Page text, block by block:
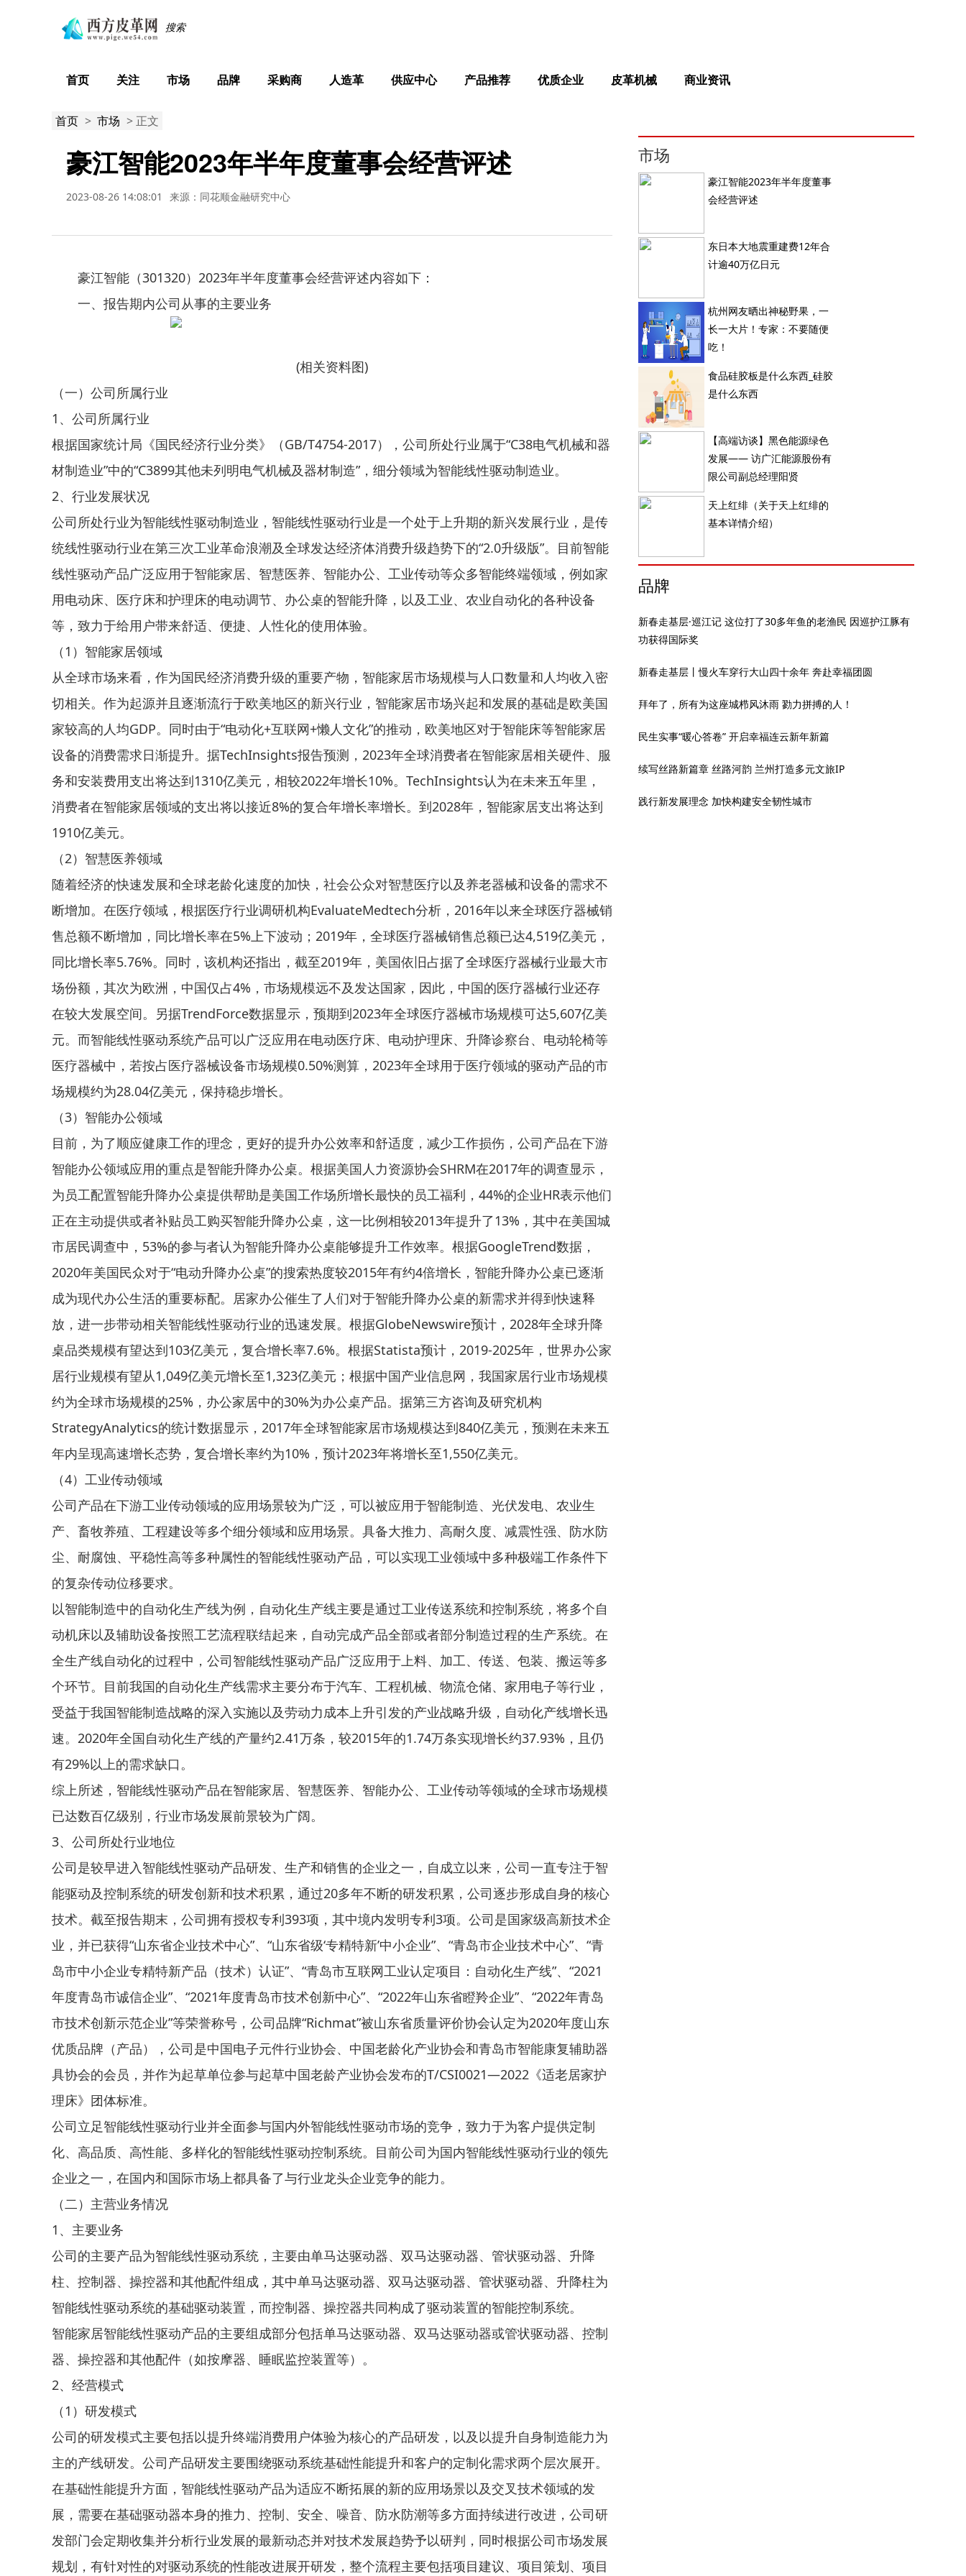
首页 关注 市场 品牌 采购商 人造革 供应中心 产品推荐 优质企业 皮革机械 商业资讯
首页 > 市场 > 正文
豪江智能2023年半年度董事会经营评述
2023-08-26 14:08:01 来源：同花顺金融研究中心
豪江智能（301320）2023年半年度董事会经营评述内容如下：
一、报告期内公司从事的主要业务
(相关资料图)
（一）公司所属行业
1、公司所属行业
根据国家统计局《国民经济行业分类》（GB/T4754-2017），公司所处行业属于“C38电气机械和器
材制造业”中的“C3899其他未列明电气机械及器材制造”，细分领域为智能线性驱动制造业。
2、行业发展状况
公司所处行业为智能线性驱动制造业，智能线性驱动行业是一个处于上升期的新兴发展行业，是传
统线性驱动行业在第三次工业革命浪潮及全球发达经济体消费升级趋势下的“2.0升级版”。目前智能
线性驱动产品广泛应用于智能家居、智慧医养、智能办公、工业传动等众多智能终端领域，例如家
用电动床、医疗床和护理床的电动调节、办公桌的智能升降，以及工业、农业自动化的各种设备
等，致力于给用户带来舒适、便捷、人性化的使用体验。
（1）智能家居领域
从全球市场来看，作为国民经济消费升级的重要产物，智能家居市场规模与人口数量和人均收入密
切相关。作为起源并且逐渐流行于欧美地区的新兴行业，智能家居市场兴起和发展的基础是欧美国
家较高的人均GDP。同时由于“电动化+互联网+懒人文化”的推动，欧美地区对于智能床等智能家居
设备的消费需求日渐提升。据TechInsights报告预测，2023年全球消费者在智能家居相关硬件、服
务和安装费用支出将达到1310亿美元，相较2022年增长10%。TechInsights认为在未来五年里，
消费者在智能家居领域的支出将以接近8%的复合年增长率增长。到2028年，智能家居支出将达到
1910亿美元。
（2）智慧医养领域
随着经济的快速发展和全球老龄化速度的加快，社会公众对智慧医疗以及养老器械和设备的需求不
断增加。在医疗领域，根据医疗行业调研机构EvaluateMedtech分析，2016年以来全球医疗器械销
售总额不断增加，同比增长率在5%上下波动；2019年，全球医疗器械销售总额已达4,519亿美元，
同比增长率5.76%。同时，该机构还指出，截至2019年，美国依旧占据了全球医疗器械行业最大市
场份额，其次为欧洲，中国仅占4%，市场规模远不及发达国家，因此，中国的医疗器械行业还存
在较大发展空间。另据TrendForce数据显示，预期到2023年全球医疗器械市场规模可达5,607亿美
元。而智能线性驱动系统产品可以广泛应用在电动医疗床、电动护理床、升降诊察台、电动轮椅等
医疗器械中，若按占医疗器械设备市场规模0.50%测算，2023年全球用于医疗领域的驱动产品的市
场规模约为28.04亿美元，保持稳步增长。
（3）智能办公领域
目前，为了顺应健康工作的理念，更好的提升办公效率和舒适度，减少工作损伤，公司产品在下游
智能办公领域应用的重点是智能升降办公桌。根据美国人力资源协会SHRM在2017年的调查显示，
为员工配置智能升降办公桌提供帮助是美国工作场所增长最快的员工福利，44%的企业HR表示他们
正在主动提供或者补贴员工购买智能升降办公桌，这一比例相较2013年提升了13%，其中在美国城
市居民调查中，53%的参与者认为智能升降办公桌能够提升工作效率。根据GoogleTrend数据，
2020年美国民众对于“电动升降办公桌”的搜索热度较2015年有约4倍增长，智能升降办公桌已逐渐
成为现代办公生活的重要标配。居家办公催生了人们对于智能升降办公桌的新需求并得到快速释
放，进一步带动相关智能线性驱动行业的迅速发展。根据GlobeNewswire预计，2028年全球升降
桌品类规模有望达到103亿美元，复合增长率7.6%。根据Statista预计，2019-2025年，世界办公家
居行业规模有望从1,049亿美元增长至1,323亿美元；根据中国产业信息网，我国家居行业市场规模
约为全球市场规模的25%，办公家居中的30%为办公桌产品。据第三方咨询及研究机构
StrategyAnalytics的统计数据显示，2017年全球智能家居市场规模达到840亿美元，预测在未来五
年内呈现高速增长态势，复合增长率约为10%，预计2023年将增长至1,550亿美元。
（4）工业传动领域
公司产品在下游工业传动领域的应用场景较为广泛，可以被应用于智能制造、光伏发电、农业生
产、畜牧养殖、工程建设等多个细分领域和应用场景。具备大推力、高耐久度、减震性强、防水防
尘、耐腐蚀、平稳性高等多种属性的智能线性驱动产品，可以实现工业领域中多种极端工作条件下
的复杂传动位移要求。
以智能制造中的自动化生产线为例，自动化生产线主要是通过工业传送系统和控制系统，将多个自
动机床以及辅助设备按照工艺流程联结起来，自动完成产品全部或者部分制造过程的生产系统。在
全生产线自动化的过程中，公司智能线性驱动产品广泛应用于上料、加工、传送、包装、搬运等多
个环节。目前我国的自动化生产线需求主要分布于汽车、工程机械、物流仓储、家用电子等行业，
受益于我国智能制造战略的深入实施以及劳动力成本上升引发的产业战略升级，自动化产线增长迅
速。2020年全国自动化生产线的产量约2.41万条，较2015年的1.74万条实现增长约37.93%，且仍
有29%以上的需求缺口。
综上所述，智能线性驱动产品在智能家居、智慧医养、智能办公、工业传动等领域的全球市场规模
已达数百亿级别，行业市场发展前景较为广阔。
3、公司所处行业地位
公司是较早进入智能线性驱动产品研发、生产和销售的企业之一，自成立以来，公司一直专注于智
能驱动及控制系统的研发创新和技术积累，通过20多年不断的研发积累，公司逐步形成自身的核心
技术。截至报告期末，公司拥有授权专利393项，其中境内发明专利3项。公司是国家级高新技术企
业，并已获得“山东省企业技术中心”、“山东省级‘专精特新’中小企业”、“青岛市企业技术中心”、“青
岛市中小企业专精特新产品（技术）认证”、“青岛市互联网工业认定项目：自动化生产线”、“2021
年度青岛市诚信企业”、“2021年度青岛市技术创新中心”、“2022年山东省瞪羚企业”、“2022年青岛
市技术创新示范企业”等荣誉称号，公司品牌“Richmat”被山东省质量评价协会认定为2020年度山东
优质品牌（产品），公司是中国电子元件行业协会、中国老龄化产业协会和青岛市智能康复辅助器
具协会的会员，并作为起草单位参与起草中国老龄产业协会发布的T/CSI0021—2022《适老居家护
理床》团体标准。
公司立足智能线性驱动行业并全面参与国内外智能线性驱动市场的竞争，致力于为客户提供定制
化、高品质、高性能、多样化的智能线性驱动控制系统。目前公司为国内智能线性驱动行业的领先
企业之一，在国内和国际市场上都具备了与行业龙头企业竞争的能力。
（二）主营业务情况
1、主要业务
公司的主要产品为智能线性驱动系统，主要由单马达驱动器、双马达驱动器、管状驱动器、升降
柱、控制器、操控器和其他配件组成，其中单马达驱动器、双马达驱动器、管状驱动器、升降柱为
智能线性驱动系统的基础驱动装置，而控制器、操控器共同构成了驱动装置的智能控制系统。
智能家居智能线性驱动产品的主要组成部分包括单马达驱动器、双马达驱动器或管状驱动器、控制
器、操控器和其他配件（如按摩器、睡眠监控装置等）。
2、经营模式
（1）研发模式
公司的研发模式主要包括以提升终端消费用户体验为核心的产品研发，以及以提升自身制造能力为
主的产线研发。公司产品研发主要围绕驱动系统基础性能提升和客户的定制化需求两个层次展开。
在基础性能提升方面，智能线性驱动产品为适应不断拓展的新的应用场景以及交叉技术领域的发
展，需要在基础驱动器本身的推力、控制、安全、噪音、防水防潮等多方面持续进行改进，公司研
发部门会定期收集并分析行业发展的最新动态并对技术发展趋势予以研判，同时根据公司市场发展
规划，有针对性的对驱动系统的性能改进展开研发，整个流程主要包括项目建议、项目策划、项目
市场
豪江智能2023年半年度董事
会经营评述
东日本大地震重建费12年合
计逾40万亿日元
杭州网友晒出神秘野果，一
长一大片！专家：不要随便
吃！
食品硅胶板是什么东西_硅胶
是什么东西
【高端访谈】黑色能源绿色
发展—— 访广汇能源股份有
限公司副总经理阳贤
天上红绯（关于天上红绯的
基本详情介绍）
品牌
新春走基层·巡江记 这位打了30多年鱼的老渔民 因巡护江豚有
功获得国际奖
新春走基层丨慢火车穿行大山四十余年 奔赴幸福团圆
拜年了，所有为这座城栉风沐雨 勠力拼搏的人！
民生实事“暖心答卷” 开启幸福连云新年新篇
续写丝路新篇章 丝路河韵 兰州打造多元文旅IP
践行新发展理念 加快构建安全韧性城市